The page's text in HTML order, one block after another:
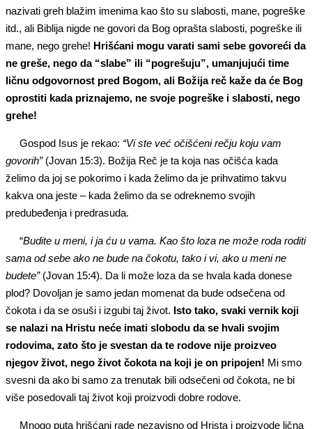
nazivati greh blažim imenima kao što su slabosti, mane, pogreške
itd., ali Biblija nigde ne govori da Bog oprašta slabosti, pogreške ili
mane, nego grehe! Hrišćani mogu varati sami sebe govoreći da
ne greše, nego da “slabe” ili “pogrešuju”, umanjujući time
ličnu odgovornost pred Bogom, ali Božija reč kaže da će Bog
oprostiti kada priznajemo, ne svoje pogreške i slabosti, nego
grehe!
Gospod Isus je rekao: “Vi ste već očišćeni rečju koju vam
govorih” (Jovan 15:3). Božija Reč je ta koja nas očišća kada
želimo da joj se pokorimo i kada želimo da je prihvatimo takvu
kakva ona jeste – kada želimo da se odreknemo svojih
predubeđenja i predrasuda.
“Budite u meni, i ja ću u vama. Kao što loza ne može roda roditi
sama od sebe ako ne bude na čokotu, tako i vi, ako u meni ne
budete”(Jovan 15:4). Da li može loza da se hvala kada donese
plod? Dovoljan je samo jedan momenat da bude odsečena od
čokota i da se osuši i izgubi taj život. Isto tako, svaki vernik koji
se nalazi na Hristu neće imati slobodu da se hvali svojim
rodovima, zato što je svestan da te rodove nije proizveo
njegov život, nego život čokota na koji je on pripojen! Mi smo
svesni da ako bi samo za trenutak bili odsečeni od čokota, ne bi
više posedovali taj život koji proizvodi dobre rodove.
Mnogo puta hrišćani rade nezavisno od Hrista i proizvode lična